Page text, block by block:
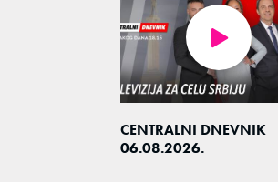
CENTRALNI DNEVNIK
06.08.2026.